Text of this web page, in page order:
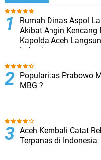
Rumah Dinas Aspol
Akibat Angin Kencang
Kapolda Aceh
Lokasi
Popularitas Prabowo
MBG ?
Aceh Kembali Catat
Terpanas di Indonesia